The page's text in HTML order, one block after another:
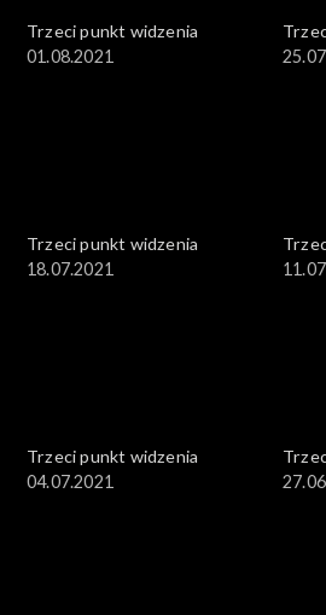
Trzeci punkt widzenia
01.08.2021
Trzeci punkt widzenia
18.07.2021
Trzeci punkt widzenia
04.07.2021